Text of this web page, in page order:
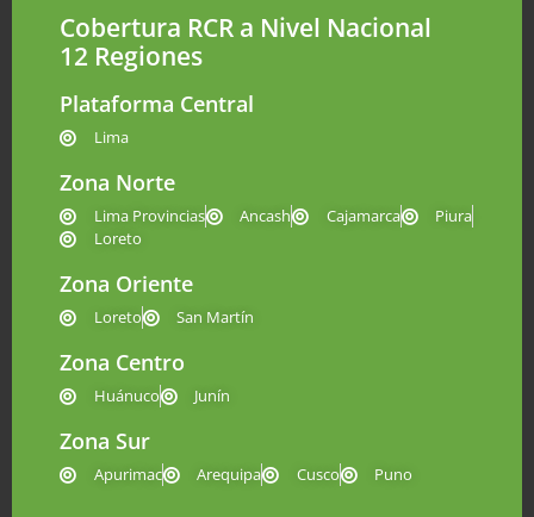
Cobertura RCR a Nivel Nacional
12 Regiones
Plataforma Central
Lima
Zona Norte
Lima Provincias Ancash Cajamarca
Piura
Loreto
Zona Oriente
Loreto San Martín
Zona Centro
Huánuco Junín
Zona Sur
Apurimac Arequipa Cusco Puno